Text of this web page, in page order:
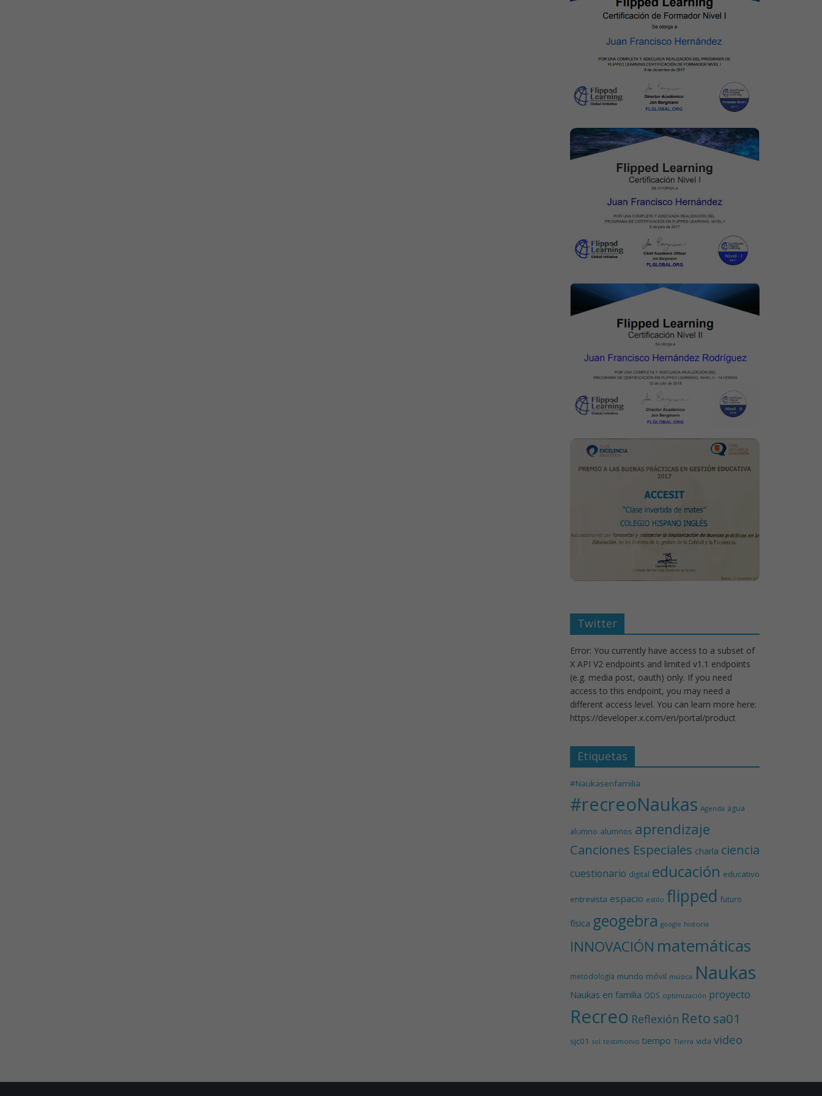
Twitter
Error: You currently have access to a subset of
X API V2 endpoints and limited v1.1 endpoints
(e.g. media post, oauth) only. If you need
access to this endpoint, you may need a
different access level. You can learn more here:
https://developer.x.com/en/portal/product
Etiquetas
#Naukasenfamilia
#recreoNaukas Agenda agua
alumno alumnos aprendizaje
Canciones Especiales charla ciencia
cuestionario digital educación educativo
entrevista espacio estilo flipped futuro
física geogebra google historia
INNOVACIÓN matemáticas
metodología mundo móvil música Naukas
Naukas en familia ODS optimización proyecto
Recreo Reflexión Reto sa01
sjc01 sol testimonio tiempo Tierra vida video